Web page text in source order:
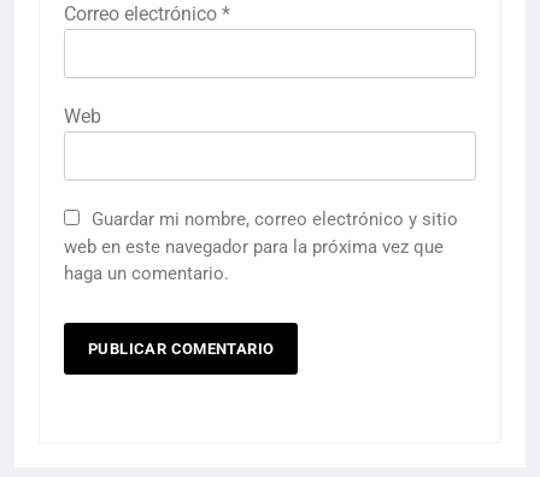
Correo electrónico *
Web
Guardar mi nombre, correo electrónico y sitio
web en este navegador para la próxima vez que
haga un comentario.